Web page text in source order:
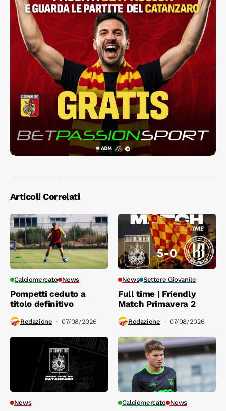
Articoli Correlati
Calciomercato News
Pompetti ceduto a
titolo definitivo
Redazione 07/08/2026
News Settore Giovanile
Full time | Friendly
Match Primavera 2
Redazione 07/08/2026
News Calciomercato News